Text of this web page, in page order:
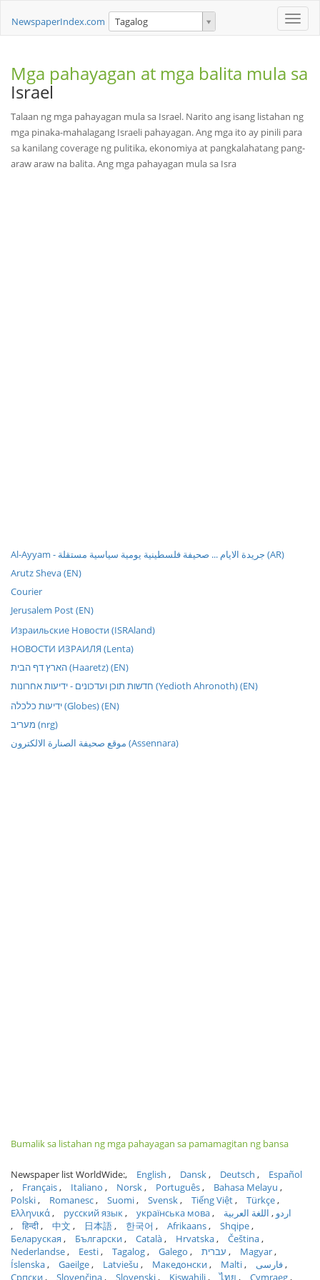
Toggle
NewspaperIndex.com Tagalog
Mga pahayagan at mga balita mula sa
Israel
Talaan ng mga pahayagan mula sa Israel. Narito ang isang listahan ng
mga pinaka-mahalagang Israeli pahayagan. Ang mga ito ay pinili para
sa kanilang coverage ng pulitika, ekonomiya at pangkalahatang pang-
araw araw na balita. Ang mga pahayagan mula sa Isra
Al-Ayyam - جريدة الايام ... صحيفة فلسطينية يومية سياسية مستقلة (AR)
Arutz Sheva (EN)
Courier
Jerusalem Post (EN)
Израильские Новости (ISRAland)
НОВОСТИ ИЗРАИЛЯ (Lenta)
הארץ דף הבית (Haaretz) (EN)
חדשות תוכן ועדכונים - ידיעות אחרונות (Yedioth Ahronoth) (EN)
ידיעות כלכלה (Globes) (EN)
מעריב (nrg)
موقع صحيفة الصنارة الالكترون (Assennara)
Bumalik sa listahan ng mga pahayagan sa pamamagitan ng bansa
Newspaper list WorldWide: English Dansk Deutsch
Español
Français
Italiano Norsk Português
Bahasa Melayu
Polski
Romanesc Suomi Svensk Tiếng Việt
Türkçe
Ελληνικά
русский язык українська мова اردو
اللغة العربية
हिन्दी
中文 日本語 한국어 Afrikaans
Shqipe
Беларуская
Български Català Hrvatska
Čeština
Nederlandse
Eesti Tagalog Galego עברית
Magyar
Íslenska
Gaeilge Latviešu Македонски Malti
فارسی
Српски
Slovenčina Slovenski Kiswahili ไทย Cymraeg